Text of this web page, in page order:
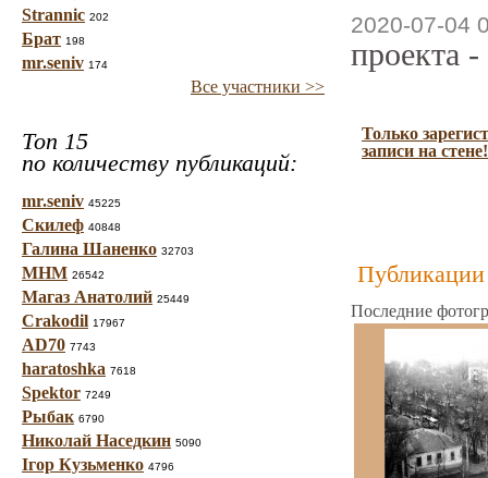
Strannic 202
Брат 198
mr.seniv 174
Все участники >>
Топ 15
по количеству публикаций:
mr.seniv 45225
Скилеф 40848
Галина Шаненко 32703
МНМ 26542
Магаз Анатолий 25449
Crakodil 17967
AD70 7743
haratoshka 7618
Spektor 7249
Рыбак 6790
Николай Наседкин 5090
Ігор Кузьменко 4796
2020-07-04
проекта
Только
записи на стене!
Публикации
Последние